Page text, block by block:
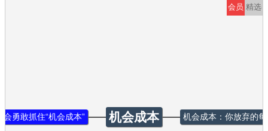
精选
会员
机会成本
勇敢抓住“机会成本” 机会成本：你放弃的